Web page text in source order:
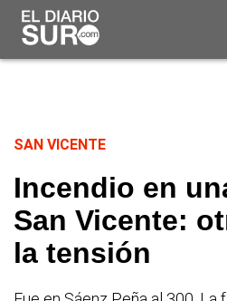
SAN VICENTE
Incendio en
San Vicente:
la tensión